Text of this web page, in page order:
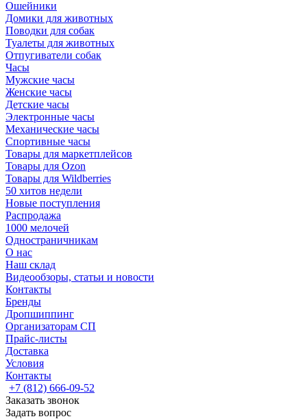
Ошейники
Домики для животных
Поводки для собак
Туалеты для животных
Отпугиватели собак
Часы
Мужские часы
Женские часы
Детские часы
Электронные часы
Механические часы
Спортивные часы
Товары для маркетплейсов
Товары для Ozon
Товары для Wildberries
50 хитов недели
Новые поступления
Распродажа
1000 мелочей
Одностраничникам
О нас
Наш склад
Видеообзоры, статьи и новости
Контакты
Бренды
Дропшиппинг
Организаторам СП
Прайс-листы
Доставка
Условия
Контакты
+7 (812) 666-09-52
Заказать звонок
Задать вопрос